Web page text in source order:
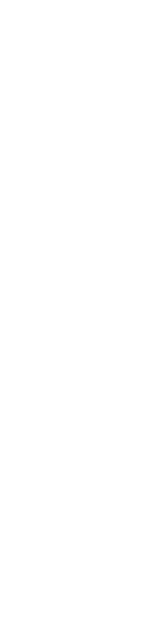
ます。おでかけの際は、公共交